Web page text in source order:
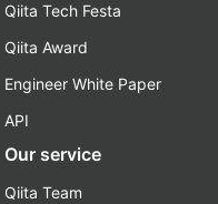
Qiita Tech Festa
Qiita Award
Engineer White Paper
API
Our service
Qiita Team